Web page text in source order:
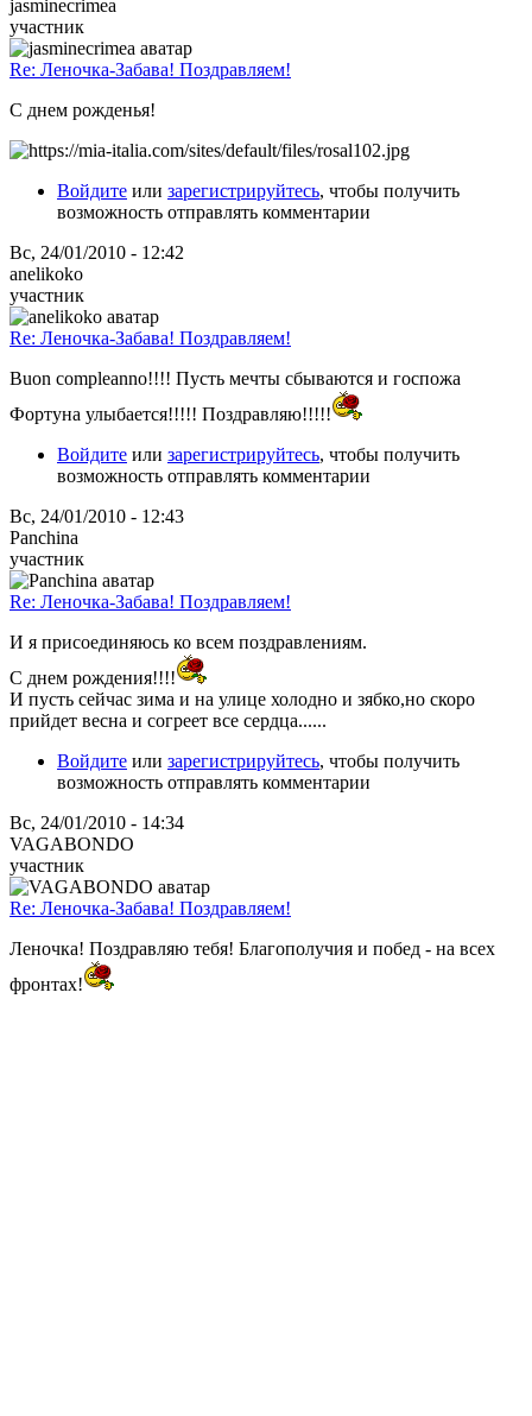
jasminecrimea
участник
Re: Леночка-Забава! Поздравляем!
С днем рожденья!
Войдите или зарегистрируйтесь, чтобы получить
возможность отправлять комментарии
Вс, 24/01/2010 - 12:42
anelikoko
участник
Re: Леночка-Забава! Поздравляем!
Buon compleanno!!!! Пусть мечты сбываются и госпожа
Фортуна улыбается!!!!! Поздравляю!!!!!
Войдите или зарегистрируйтесь, чтобы получить
возможность отправлять комментарии
Вс, 24/01/2010 - 12:43
Panchina
участник
Re: Леночка-Забава! Поздравляем!
И я присоединяюсь ко всем поздравлениям.
С днем рождения!!!!
И пусть сейчас зима и на улице холодно и зябко,но скоро
прийдет весна и согреет все сердца......
Войдите или зарегистрируйтесь, чтобы получить
возможность отправлять комментарии
Вс, 24/01/2010 - 14:34
VAGABONDO
участник
Re: Леночка-Забава! Поздравляем!
Леночка! Поздравляю тебя! Благополучия и побед - на всех
фронтах!